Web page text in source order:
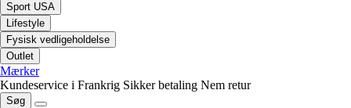
Sport USA
Lifestyle
Fysisk vedligeholdelse
Outlet
Mærker
Kundeservice i Frankrig Sikker betaling Nem retur
Søg